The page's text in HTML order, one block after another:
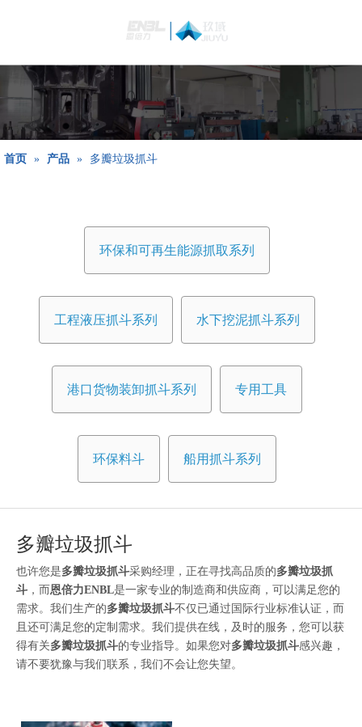
indonesia
日本語
Pусский
首页 » 产品 » 多瓣垃圾抓斗
环保和可再生能源抓取系列
工程液压抓斗系列 水下挖泥抓斗系列
港口货物装卸抓斗系列 专用工具
环保料斗 船用抓斗系列
多瓣垃圾抓斗
也许您是多瓣垃圾抓斗采购经理，正在寻找高品质的多瓣垃圾抓
斗 ，而恩倍力ENBL是一家专业的制造商和供应商，可以满足您的
需求。我们生产的多瓣垃圾抓斗不仅已通过国际行业标准认证，而
且还可满足您的定制需求。我们提供在线，及时的服务，您可以获
得有关多瓣垃圾抓斗的专业指导。如果您对多瓣垃圾抓斗感兴趣，
请不要犹豫与我们联系，我们不会让您失望。